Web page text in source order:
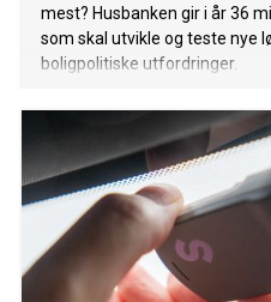
mest? Husbanken gir i år 36
som skal utvikle og teste nye
boligpolitiske utfordringer.